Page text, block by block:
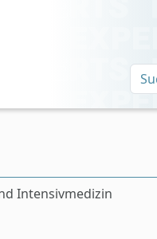
Intensivmedizin